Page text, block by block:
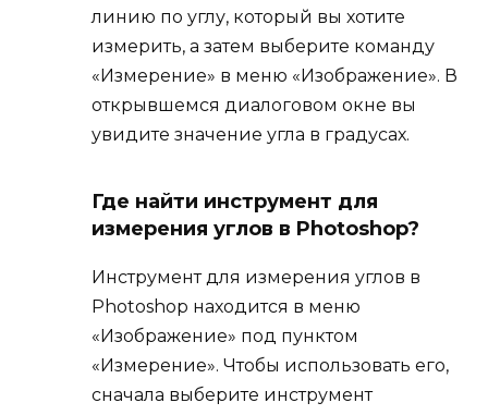
линию по углу, который вы хотите
измерить, а затем выберите команду
«Измерение» в меню «Изображение». В
открывшемся диалоговом окне вы
увидите значение угла в градусах.
Где найти инструмент для
измерения углов в Photoshop?
Инструмент для измерения углов в
Photoshop находится в меню
«Изображение» под пунктом
«Измерение». Чтобы использовать его,
сначала выберите инструмент